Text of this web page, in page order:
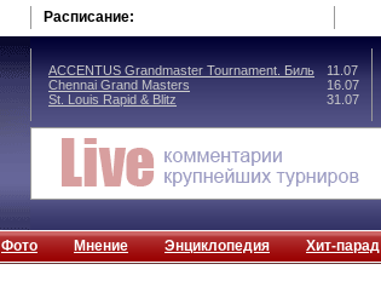
Расписание:
ACCENTUS Grandmaster Tournament. Биль
11.07
Chennai Grand Masters
16.07
St. Louis Rapid & Blitz
31.07
Фото Мнение Энциклопедия Хит-парад